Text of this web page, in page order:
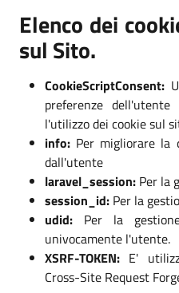
Elenco dei
sul Sito.
CookieScriptConsent:
preferenze
l'utilizzo dei cookie sul
info: Per migliorare la
dall'utente
laravel_session: Per la
session_id: Per la
udid: Per la
univocamente l'utente.
XSRF-TOKEN: E'
Cross-Site Request